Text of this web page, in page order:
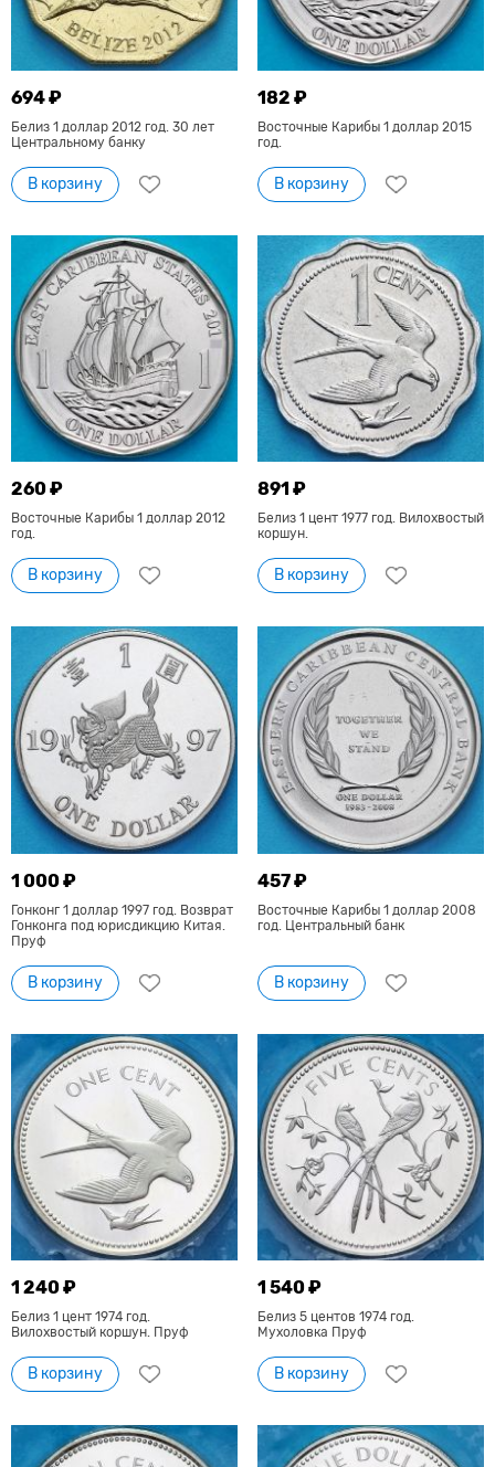
694 ₽
Белиз 1 доллар 2012 год. 30 лет
Центральному банку
В корзину
182 ₽
Восточные Карибы 1 доллар 2015
год.
В корзину
260 ₽
Восточные Карибы 1 доллар 2012
год.
В корзину
891 ₽
Белиз 1 цент 1977 год. Вилохвостый
коршун.
В корзину
1 000 ₽
Гонконг 1 доллар 1997 год. Возврат
Гонконга под юрисдикцию Китая.
Пруф
В корзину
457 ₽
Восточные Карибы 1 доллар 2008
год. Центральный банк
В корзину
1 240 ₽
Белиз 1 цент 1974 год.
Вилохвостый коршун. Пруф
В корзину
1 540 ₽
Белиз 5 центов 1974 год.
Мухоловка Пруф
В корзину